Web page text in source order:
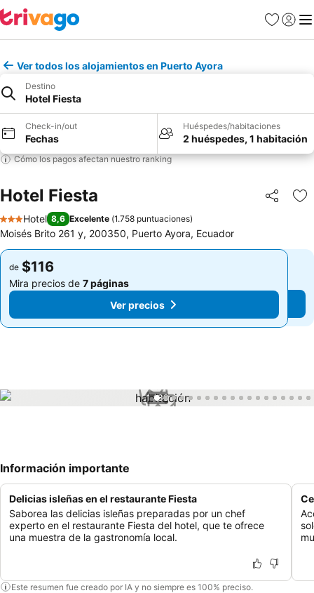
Favoritos
Iniciar
Ver todos los alojamientos en Puerto Ayora
Destino
Hotel Fiesta
Check-in/out
Fechas
Huéspedes/habitaciones
2 huéspedes, 1 habitación
Cómo los pagos afectan nuestro ranking
Hotel Fiesta Compartir
3 Estrellas
Hotel 8,6 Excelente (1.758 puntuaciones)
Moisés Brito 261 y, 200350, Puerto Ayora, Ecuador
de $116
Mira precios de 7 páginas
Ver precios
de $116
Mira precios de 7 páginas
Ver precios
1 / 38
Información importante
Delicias isleñas en el restaurante Fiesta
Saborea las delicias isleñas preparadas por un chef
experto en el restaurante Fiesta del hotel, que te ofrece
una muestra de la gastronomía local.
Este resumen fue creado por IA y no siempre es 100% preciso.